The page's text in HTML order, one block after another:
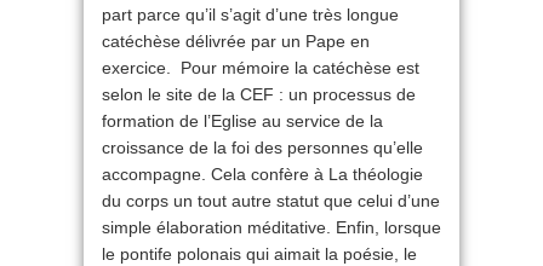
part parce qu’il s’agit d’une très longue
catéchèse délivrée par un Pape en
exercice. Pour mémoire la catéchèse est
selon le site de la CEF : un processus de
formation de l’Eglise au service de la
croissance de la foi des personnes qu’elle
accompagne. Cela confère à La théologie
du corps un tout autre statut que celui d’une
simple élaboration méditative. Enfin, lorsque
le pontife polonais qui aimait la poésie, le